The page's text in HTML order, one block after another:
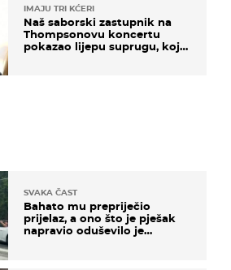
IMAJU TRI KĆERI
Naš saborski zastupnik na
Thompsonovu koncertu
pokazao lijepu suprugu, koja
SVAKA ČAST
Bahato mu prepriječio
prijelaz, a ono što je pješak
napravio oduševilo je